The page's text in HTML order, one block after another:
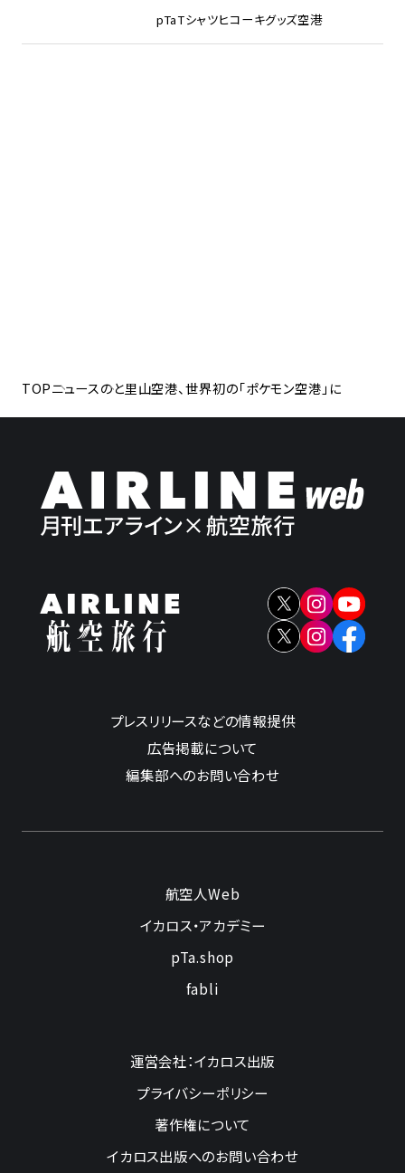
pTaTシャツヒコーキグッズ空港
TOPニュースのと里山空港、世界初の「ポケモン空港」に
プレスリリースなどの情報提供
広告掲載について
編集部へのお問い合わせ
航空人Web
イカロス・アカデミー
pTa.shop
fabli
運営会社：イカロス出版
プライバシーポリシー
著作権について
イカロス出版へのお問い合わせ